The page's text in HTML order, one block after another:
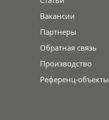
Вакансии
Партнеры
Обратная связь
Производство
Референц-объекты